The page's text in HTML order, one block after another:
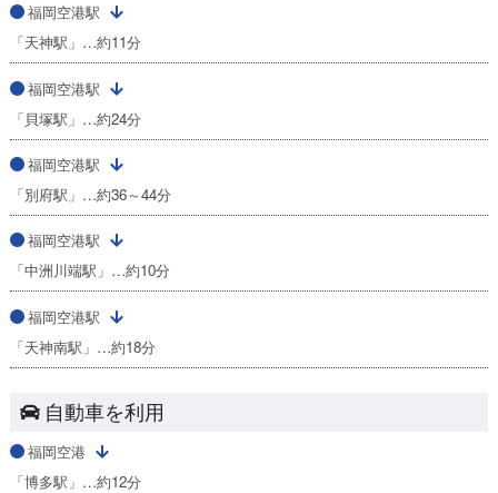
福岡空港駅
「天神駅」…約11分
福岡空港駅
「貝塚駅」…約24分
福岡空港駅
「別府駅」…約36～44分
福岡空港駅
「中洲川端駅」…約10分
福岡空港駅
「天神南駅」…約18分
自動車を利用
福岡空港
「博多駅」…約12分